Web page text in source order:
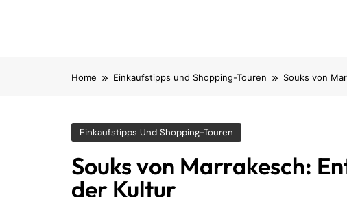
Home Einkaufstipps und Shopping-Touren Souks von
Einkaufstipps Und Shopping-Touren
Souks von Marrakesch:
der Kultur